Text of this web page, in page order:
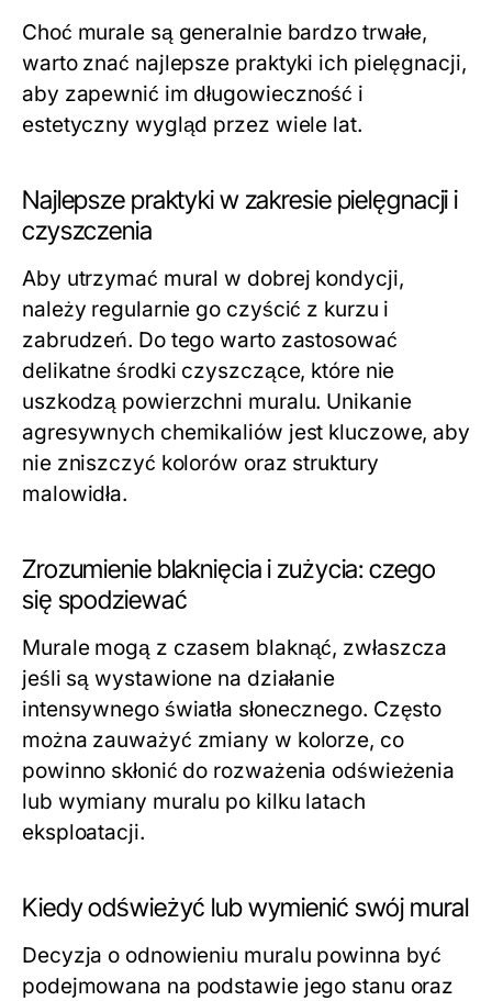
Choć murale są generalnie bardzo trwałe,
warto znać najlepsze praktyki ich pielęgnacji,
aby zapewnić im długowieczność i
estetyczny wygląd przez wiele lat.
Najlepsze praktyki w zakresie pielęgnacji i
czyszczenia
Aby utrzymać mural w dobrej kondycji,
należy regularnie go czyścić z kurzu i
zabrudzeń. Do tego warto zastosować
delikatne środki czyszczące, które nie
uszkodzą powierzchni muralu. Unikanie
agresywnych chemikaliów jest kluczowe, aby
nie zniszczyć kolorów oraz struktury
malowidła.
Zrozumienie blaknięcia i zużycia: czego
się spodziewać
Murale mogą z czasem blaknąć, zwłaszcza
jeśli są wystawione na działanie
intensywnego światła słonecznego. Często
można zauważyć zmiany w kolorze, co
powinno skłonić do rozważenia odświeżenia
lub wymiany muralu po kilku latach
eksploatacji.
Kiedy odświeżyć lub wymienić swój mural
Decyzja o odnowieniu muralu powinna być
podejmowana na podstawie jego stanu oraz